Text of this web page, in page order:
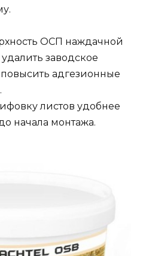
ОСП наждачной
заводское
адгезионные
листов удобнее
начала монтажа.